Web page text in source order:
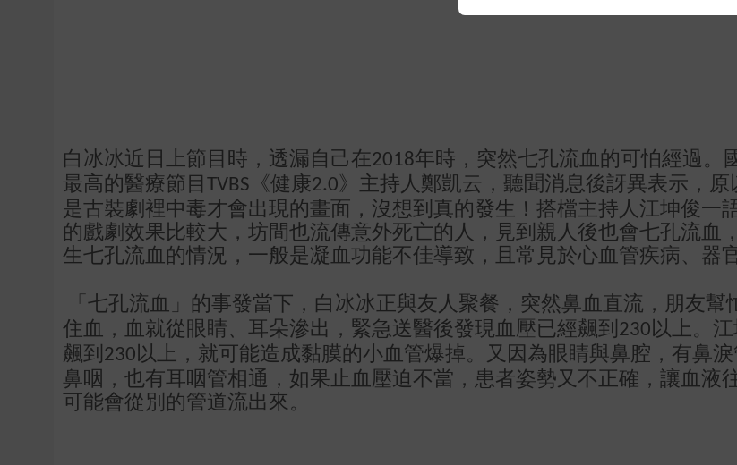
白冰冰近日上節目時，透漏自己在2018年時，突然七孔流血的可怕經過。
最高的醫療節目 TVBS 《健康2.0》主持人鄭凱云，聽聞消息後訝異表示，原
是古裝劇裡中毒才會出現的畫面，沒想到真的發生！搭檔主持人江坤俊一
的戲劇效果比較大，坊間也流傳意外死亡的人，見到親人後也會七孔流血
生七孔流血的情況，一般是凝血功能不佳導致，且常見於心血管疾病、器
「七孔流血」的事發當下，白冰冰正與友人聚餐，突然鼻血直流，朋友幫
住血，血就從眼睛、耳朵滲出，緊急送醫後發現血壓已經飆到 230 以上。
飆到 230 以上，就可能造成黏膜的小血管爆掉。又因為眼睛與鼻腔，有鼻
鼻咽，也有耳咽管相通，如果止血壓迫不當，患者姿勢又不正確，讓血液
可能會從別的管道流出來。